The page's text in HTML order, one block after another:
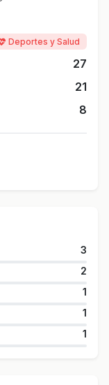
Deportes y Salud
27
21
8
3
2
1
1
1